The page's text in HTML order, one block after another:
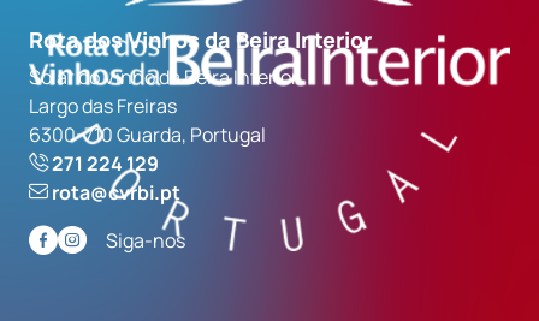
Rota dos Vinhos da Beira Interior
Solar do Vinho da Beira Interior
Largo das Freiras
6300-710 Guarda, Portugal
271 224 129
rota@cvrbi.pt
Siga-nos